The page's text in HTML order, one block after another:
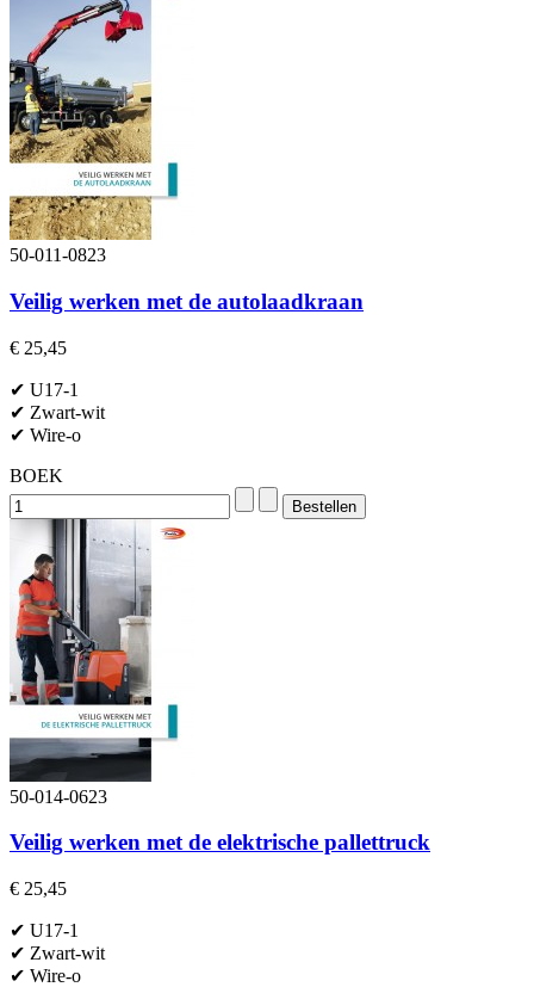
50-011-0823
Veilig werken met de autolaadkraan
€ 25,45
✔ U17-1
✔ Zwart-wit
✔ Wire-o
BOEK
50-014-0623
Veilig werken met de elektrische pallettruck
€ 25,45
✔ U17-1
✔ Zwart-wit
✔ Wire-o